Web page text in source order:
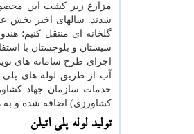
مزارع زیر کشت این
شدند. سالهای اخیر بخش
گلخانه ای منتقل کنیم؛
سیستان و بلوچستان با
اجرای طرح سامانه های
آب از طریق لوله های
کشاورزی) اضافه شده و به همین منظور، نامه‌ای
تولید لوله پلی اتیلن